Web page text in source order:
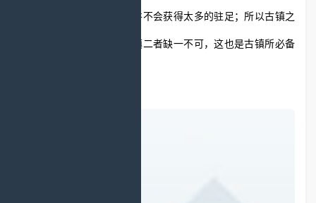
像是一位整容美女一样，并不会获得太多的驻足；所以古镇之
所以可以称得上是一座古镇二者缺一不可，这也是古镇所必备